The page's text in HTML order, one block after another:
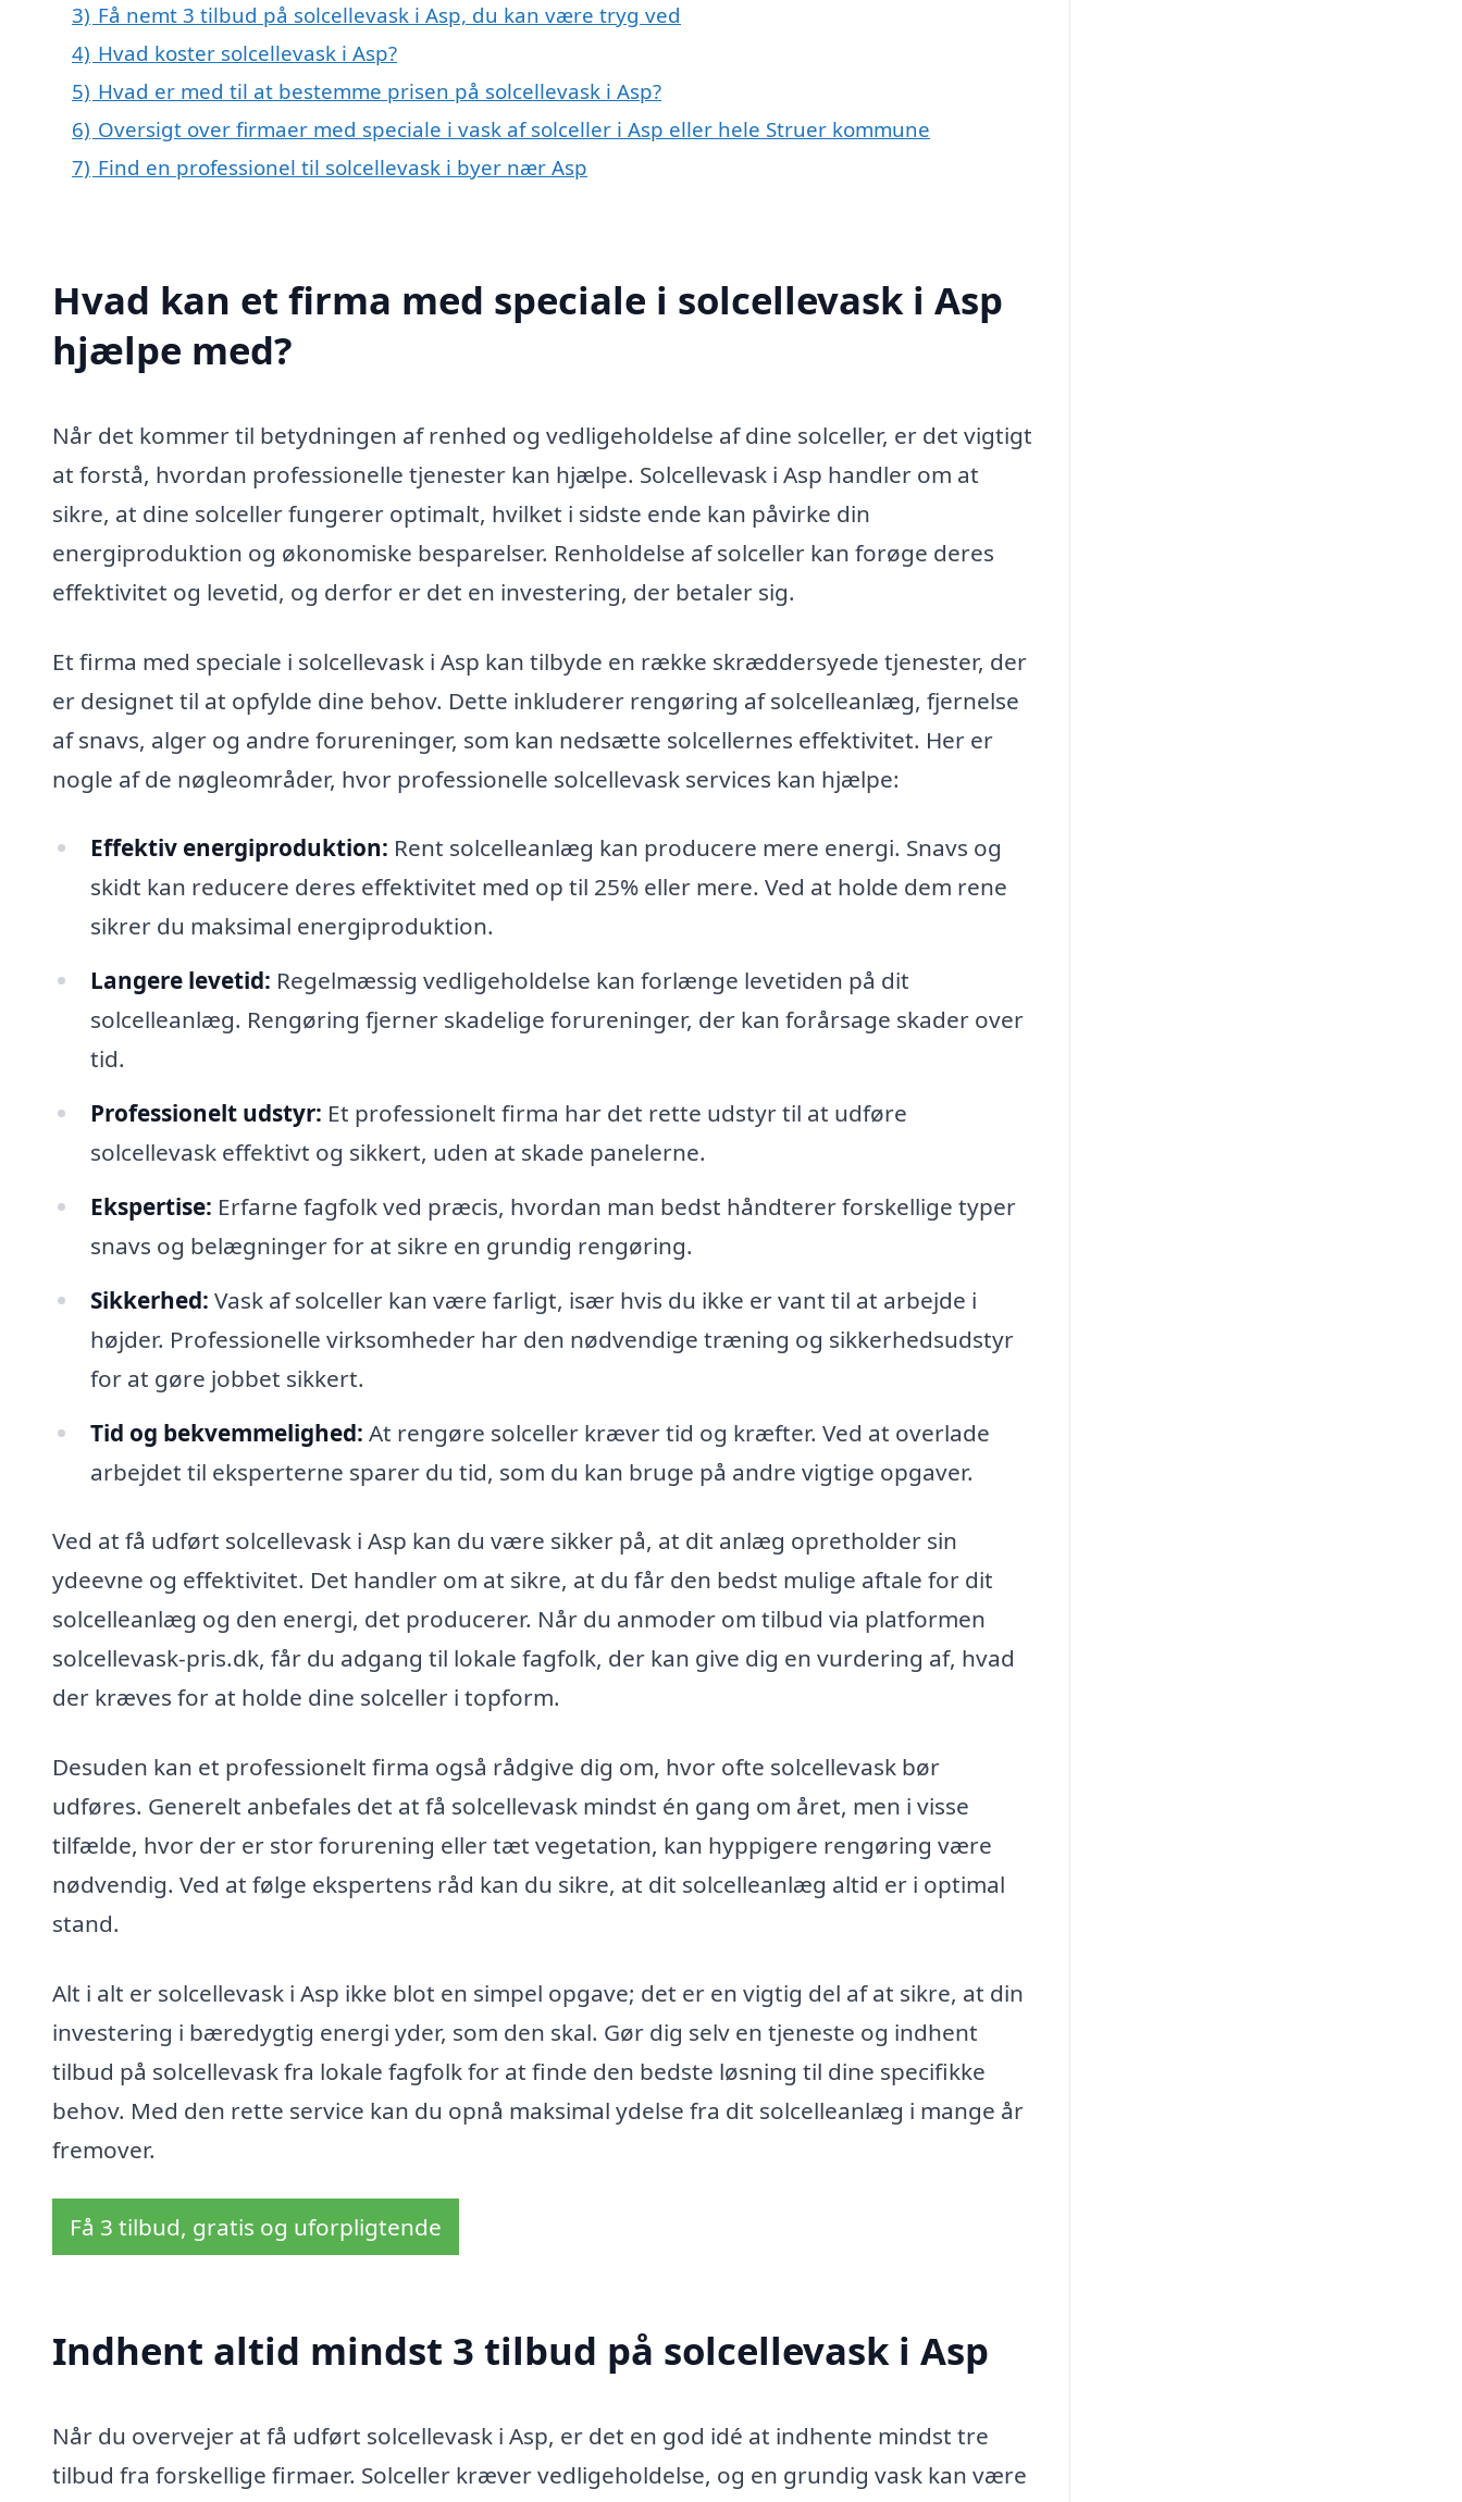
3) Få nemt 3 tilbud på solcellevask i Asp, du kan være tryg ved
4) Hvad koster solcellevask i Asp?
5) Hvad er med til at bestemme prisen på solcellevask i Asp?
6) Oversigt over firmaer med speciale i vask af solceller i Asp eller hele Struer kommune
7) Find en professionel til solcellevask i byer nær Asp
Hvad kan et firma med speciale i solcellevask i Asp
hjælpe med?
Når det kommer til betydningen af renhed og vedligeholdelse af dine solceller, er det vigtigt
at forstå, hvordan professionelle tjenester kan hjælpe. Solcellevask i Asp handler om at
sikre, at dine solceller fungerer optimalt, hvilket i sidste ende kan påvirke din
energiproduktion og økonomiske besparelser. Renholdelse af solceller kan forøge deres
effektivitet og levetid, og derfor er det en investering, der betaler sig.
Et firma med speciale i solcellevask i Asp kan tilbyde en række skræddersyede tjenester, der
er designet til at opfylde dine behov. Dette inkluderer rengøring af solcelleanlæg, fjernelse
af snavs, alger og andre forureninger, som kan nedsætte solcellernes effektivitet. Her er
nogle af de nøgleområder, hvor professionelle solcellevask services kan hjælpe:
Effektiv energiproduktion: Rent solcelleanlæg kan producere mere energi. Snavs og
skidt kan reducere deres effektivitet med op til 25% eller mere. Ved at holde dem rene
sikrer du maksimal energiproduktion.
Langere levetid: Regelmæssig vedligeholdelse kan forlænge levetiden på dit
solcelleanlæg. Rengøring fjerner skadelige forureninger, der kan forårsage skader over
tid.
Professionelt udstyr: Et professionelt firma har det rette udstyr til at udføre
solcellevask effektivt og sikkert, uden at skade panelerne.
Ekspertise: Erfarne fagfolk ved præcis, hvordan man bedst håndterer forskellige typer
snavs og belægninger for at sikre en grundig rengøring.
Sikkerhed: Vask af solceller kan være farligt, især hvis du ikke er vant til at arbejde i
højder. Professionelle virksomheder har den nødvendige træning og sikkerhedsudstyr
for at gøre jobbet sikkert.
Tid og bekvemmelighed: At rengøre solceller kræver tid og kræfter. Ved at overlade
arbejdet til eksperterne sparer du tid, som du kan bruge på andre vigtige opgaver.
Ved at få udført solcellevask i Asp kan du være sikker på, at dit anlæg opretholder sin
ydeevne og effektivitet. Det handler om at sikre, at du får den bedst mulige aftale for dit
solcelleanlæg og den energi, det producerer. Når du anmoder om tilbud via platformen
solcellevask-pris.dk, får du adgang til lokale fagfolk, der kan give dig en vurdering af, hvad
der kræves for at holde dine solceller i topform.
Desuden kan et professionelt firma også rådgive dig om, hvor ofte solcellevask bør
udføres. Generelt anbefales det at få solcellevask mindst én gang om året, men i visse
tilfælde, hvor der er stor forurening eller tæt vegetation, kan hyppigere rengøring være
nødvendig. Ved at følge ekspertens råd kan du sikre, at dit solcelleanlæg altid er i optimal
stand.
Alt i alt er solcellevask i Asp ikke blot en simpel opgave; det er en vigtig del af at sikre, at din
investering i bæredygtig energi yder, som den skal. Gør dig selv en tjeneste og indhent
tilbud på solcellevask fra lokale fagfolk for at finde den bedste løsning til dine specifikke
behov. Med den rette service kan du opnå maksimal ydelse fra dit solcelleanlæg i mange år
fremover.
Få 3 tilbud, gratis og uforpligtende
Indhent altid mindst 3 tilbud på solcellevask i Asp
Når du overvejer at få udført solcellevask i Asp, er det en god idé at indhente mindst tre
tilbud fra forskellige firmaer. Solceller kræver vedligeholdelse, og en grundig vask kan være